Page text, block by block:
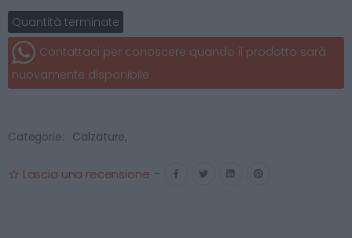
Quantità terminate
Contattaci per conoscere quando il prodotto sarà
nuovamente disponibile
Categorie: Calzature,
Lascia una recensione -